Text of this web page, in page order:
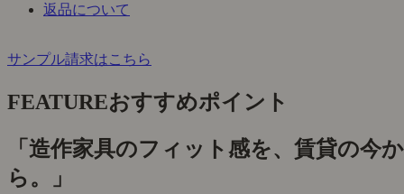
返品について
サンプル請求はこちら
FEATUREおすすめポイント
「造作家具のフィット感を、賃貸の今か
ら。」